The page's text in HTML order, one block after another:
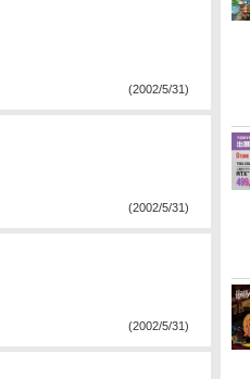
(2002/5/31)
(2002/5/31)
(2002/5/31)